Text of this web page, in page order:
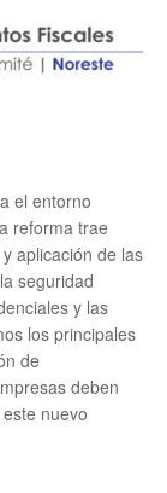
el entorno
reforma trae
aplicación de las
seguridad
y las
los principales
de
deben
nuevo